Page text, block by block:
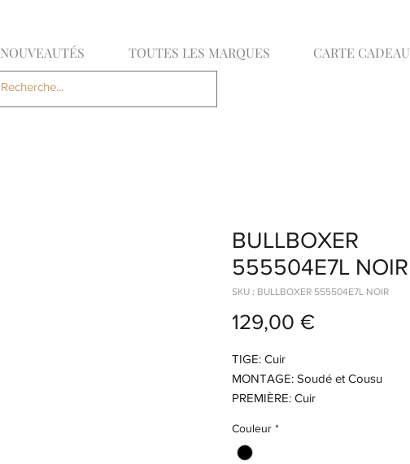
NOUVEAUTÉS TOUTES LES MARQUES CARTE CADEAU
BULLBOXER
555504E7L NOIR
SKU : BULLBOXER 555504E7L NOIR
129,00 €Prix
TIGE: Cuir
MONTAGE: Soudé et Cousu
PREMIÈRE: Cuir
DOUBLURE: Cuir et Textile
TALON: 4 cm
Couleur *